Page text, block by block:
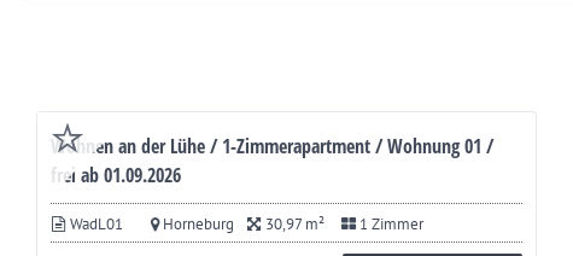
Wohnen an der Lühe / 1-Zimmerapartment / Wohnung 01 /
frei ab 01.09.2026
WadL01 Horneburg 30,97 m² 1 Zimmer